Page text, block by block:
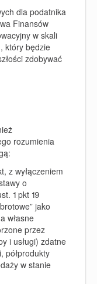
dla podatnika
Finansów
w skali
który będzie
zdobywać
rozumienia
z wyłączeniem
o
1 pkt 19
jako
własne
przez
i usługi) zdatne
półprodukty
w stanie